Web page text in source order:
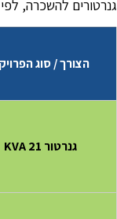
גנרטורים להשכרה,
הצורך / סוג
גנרטור 21 KVA